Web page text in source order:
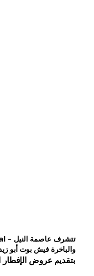
تتشرف عاصمة النيل – Nile Capital
والباخرة فيش بوت أبو
بتقديم عروض الإفطار